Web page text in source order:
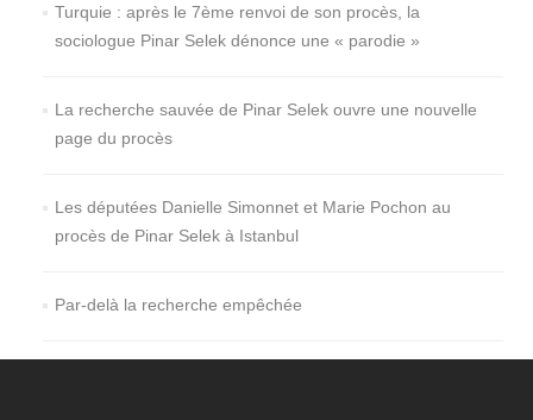
Turquie : après le 7ème renvoi de son procès, la
sociologue Pinar Selek dénonce une « parodie »
La recherche sauvée de Pinar Selek ouvre une nouvelle
page du procès
Les députées Danielle Simonnet et Marie Pochon au
procès de Pinar Selek à Istanbul
Par-delà la recherche empêchée